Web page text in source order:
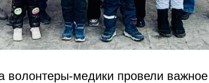
волонтеры-медики провели